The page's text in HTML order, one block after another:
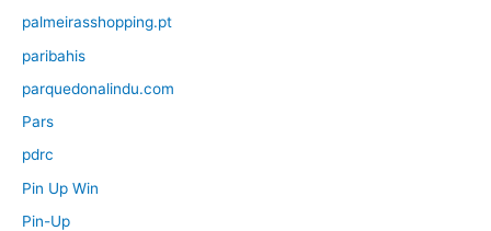
palmeirasshopping.pt
paribahis
parquedonalindu.com
Pars
pdrc
Pin Up Win
Pin-Up